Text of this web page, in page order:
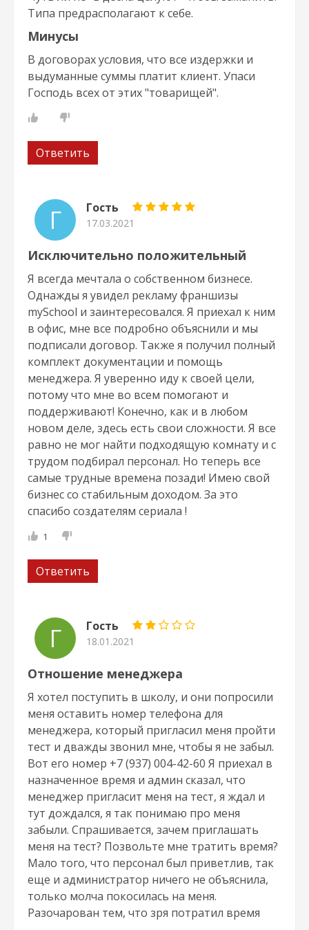
Типа предрасполагают к себе.
Минусы
В договорах условия, что все издержки и
выдуманные суммы платит клиент. Упаси
Господь всех от этих "товарищей".
Ответить
Г Гость
17.03.2021
Исключительно положительный
Я всегда мечтала о собственном бизнесе.
Однажды я увидел рекламу франшизы
mySchool и заинтересовался. Я приехал к ним
в офис, мне все подробно объяснили и мы
подписали договор. Также я получил полный
комплект документации и помощь
менеджера. Я уверенно иду к своей цели,
потому что мне во всем помогают и
поддерживают! Конечно, как и в любом
новом деле, здесь есть свои сложности. Я все
равно не мог найти подходящую комнату и с
трудом подбирал персонал. Но теперь все
самые трудные времена позади! Имею свой
бизнес со стабильным доходом. За это
спасибо создателям сериала !
1
Ответить
Г Гость
18.01.2021
Отношение менеджера
Я хотел поступить в школу, и они попросили
меня оставить номер телефона для
менеджера, который пригласил меня пройти
тест и дважды звонил мне, чтобы я не забыл.
Вот его номер +7 (937) 004-42-60 Я приехал в
назначенное время и админ сказал, что
менеджер пригласит меня на тест, я ждал и
тут дождался, я так понимаю про меня
забыли. Спрашивается, зачем приглашать
меня на тест? Позвольте мне тратить время?
Мало того, что персонал был приветлив, так
еще и администратор ничего не объяснила,
только молча покосилась на меня.
Разочарован тем, что зря потратил время